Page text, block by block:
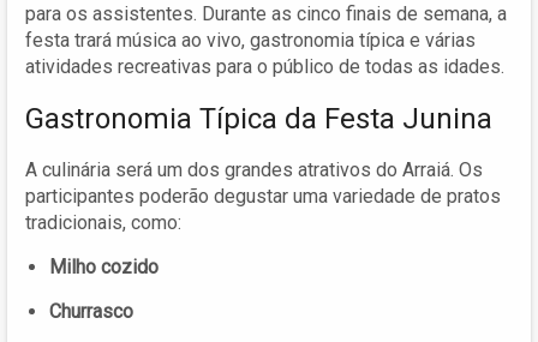
para os assistentes. Durante as cinco finais de semana, a
festa trará música ao vivo, gastronomia típica e várias
atividades recreativas para o público de todas as idades.
Gastronomia Típica da Festa Junina
A culinária será um dos grandes atrativos do Arraiá. Os
participantes poderão degustar uma variedade de pratos
tradicionais, como:
Milho cozido
Churrasco